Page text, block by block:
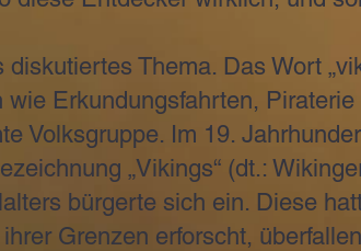
Thema. Das Wort
Erkundungsfahrten,
Volksgruppe. Im 19.
„Vikings“ (dt.:
bürgerte sich ein. Diese
Grenzen erforscht,